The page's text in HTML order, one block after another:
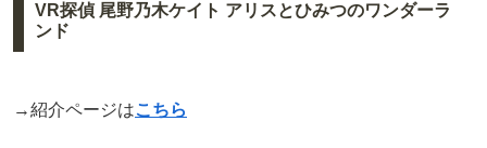
VR探偵 尾野乃木ケイト アリスとひみつのワンダーラ
ンド
→紹介ページはこちら